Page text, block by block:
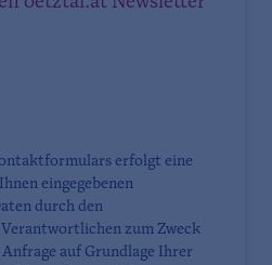
erfolgt eine
eingegebenen
durch den
zum Zweck
auf Grundlage Ihrer